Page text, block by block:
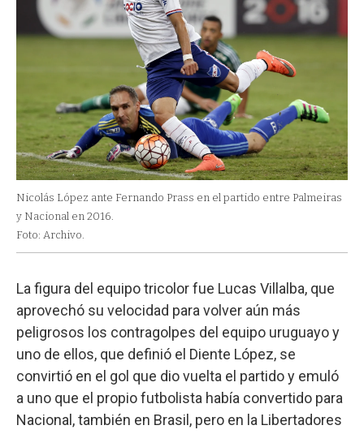
Nicolás López ante Fernando Prass en el partido entre Palmeiras
y Nacional en 2016.
Foto: Archivo.
La figura del equipo tricolor fue Lucas Villalba, que
aprovechó su velocidad para volver aún más
peligrosos los contragolpes del equipo uruguayo y
uno de ellos, que definió el Diente López, se
convirtió en el gol que dio vuelta el partido y emuló
a uno que el propio futbolista había convertido para
Nacional, también en Brasil, pero en la Libertadores